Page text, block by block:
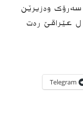
وەزیرێن
ل عێراقێ رەت
Telegram